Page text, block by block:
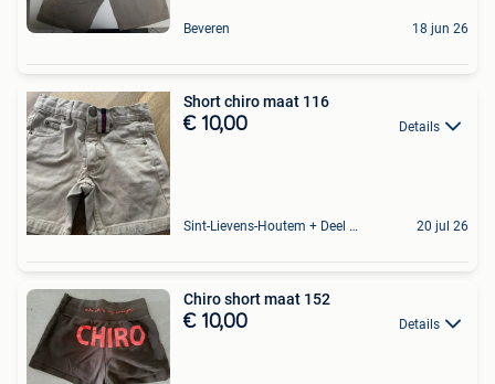
Beveren 18 jun 26
Short chiro maat 116
€ 10,00 Details
Sint-Lievens-Houtem + Deel Oombergen 20 jul 26
Chiro short maat 152
€ 10,00 Details